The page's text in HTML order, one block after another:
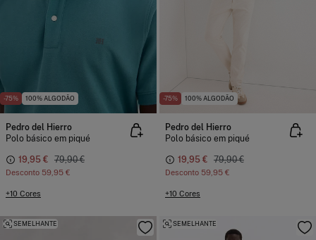
-75% 100% ALGODÃO
Pedro del Hierro
Polo básico em piqué
19,95 € 79,90 €
Desconto 59,95 €
+10 Cores
-75% 100% ALGODÃO
Pedro del Hierro
Polo básico em piqué
19,95 € 79,90 €
Desconto 59,95 €
+10 Cores
SEMELHANTE SEMELHANTE